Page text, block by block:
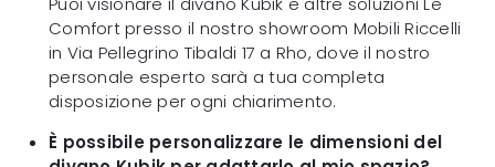
Comfort presso il nostro showroom Mobili Riccelli
in Via Pellegrino Tibaldi 17 a Rho, dove il nostro
personale esperto sarà a tua completa
disposizione per ogni chiarimento.
È possibile personalizzare le dimensioni del